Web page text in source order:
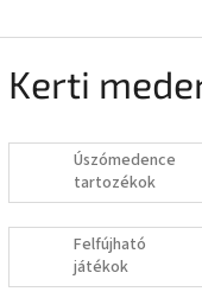
Kerti
Úszómedence
tartozékok
Felfújható
játékok